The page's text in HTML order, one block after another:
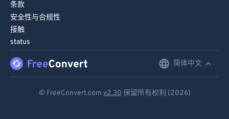
条款
安全性与合规性
接触
status
简体中文
© FreeConvert.com v2.30 保留所有权利 (2026)